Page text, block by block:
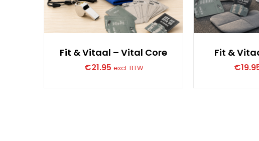
Fit & Vitaal – Vital Core
€21.95 excl. BTW
Fit &
€